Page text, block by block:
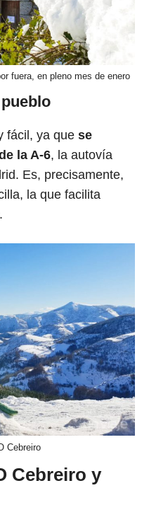
fuera, en pleno mes de enero
fácil, ya que se
la A-6, la autovía
Es, precisamente,
la que facilita
Cebreiro
Cebreiro y